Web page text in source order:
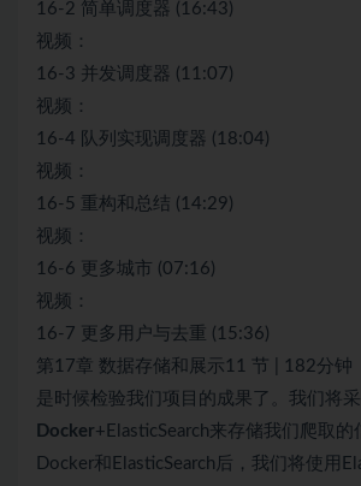
16-2 简单调度器 (16:43)
视频：
16-3 并发调度器 (11:07)
视频：
16-4 队列实现调度器 (18:04)
视频：
16-5 重构和总结 (14:29)
视频：
16-6 更多城市 (07:16)
视频：
16-7 更多用户与去重 (15:36)
第17章 数据存储和展示11 节 | 182分钟
是时候检验我们项目的成果了。我们将采
Docker+ElasticSearch来存储我们爬取
Docker和ElasticSearch后，我们将使用